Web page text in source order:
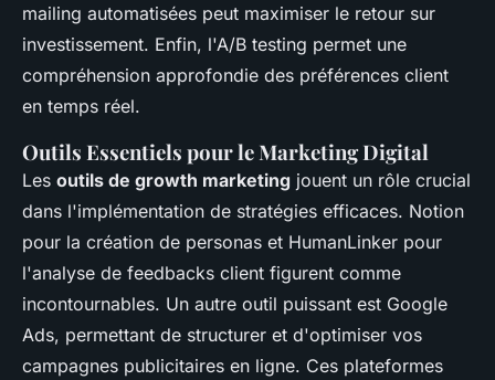
mailing automatisées peut maximiser le retour sur
investissement. Enfin, l'A/B testing permet une
compréhension approfondie des préférences client
en temps réel.
Outils Essentiels pour le Marketing Digital
Les outils de growth marketing jouent un rôle crucial
dans l'implémentation de stratégies efficaces. Notion
pour la création de personas et HumanLinker pour
l'analyse de feedbacks client figurent comme
incontournables. Un autre outil puissant est Google
Ads, permettant de structurer et d'optimiser vos
campagnes publicitaires en ligne. Ces plateformes